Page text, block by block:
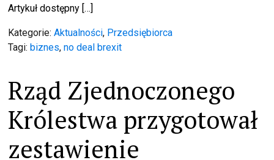
Artykuł dostępny […]
Kategorie:Aktualności, Przedsiębiorca
Tagi: biznes,no deal brexit
Rząd Zjednoczonego
Królestwa przygotował
zestawienie